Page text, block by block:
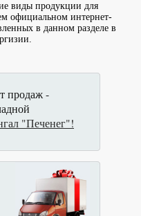
виды продукции для
официальном интернет-
в данном разделе в
продаж -
"Печенег"!